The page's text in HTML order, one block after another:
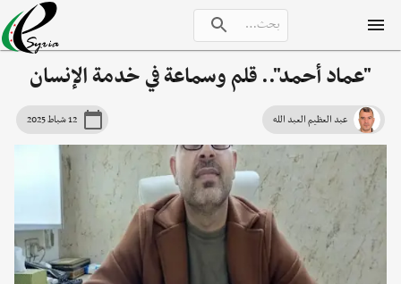
"عماد أحمد".. قلم وسماعة في خدمة الإنسان
عبد العظيم العبد الله 12 شباط 2025